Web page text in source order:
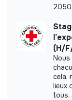
Salon de
l’association.
Et tout autre
:
50% titre de
charge à 100%)
Did not yet
2050.
(H/
Nous
cela,
lieux
tous.